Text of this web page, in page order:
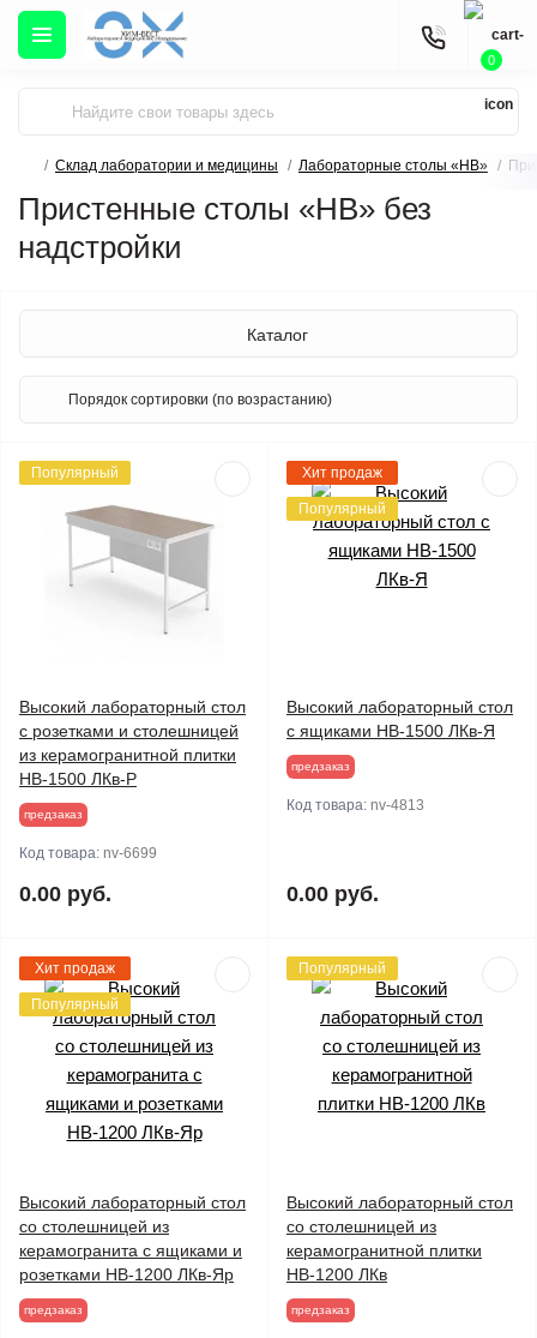
0
Склад лаборатории и медицины Лабораторные столы «НВ»
Пристенные столы «НВ» без
надстройки
Каталог
Популярный
Высокий лабораторный стол
с розетками и столешницей
из керамогранитной плитки
НВ-1500 ЛКв-Р
предзаказ
Код товара: nv-6699
0.00 руб.
Хит продаж
Популярный
Высокий лабораторный стол
с ящиками НВ-1500 ЛКв-Я
предзаказ
Код товара: nv-4813
0.00 руб.
Хит продаж
Популярный
Высокий лабораторный стол
со столешницей из
керамогранита с ящиками и
розетками НВ-1200 ЛКв-Яр
предзаказ
Популярный
Высокий лабораторный стол
со столешницей из
керамогранитной плитки
НВ-1200 ЛКв
предзаказ